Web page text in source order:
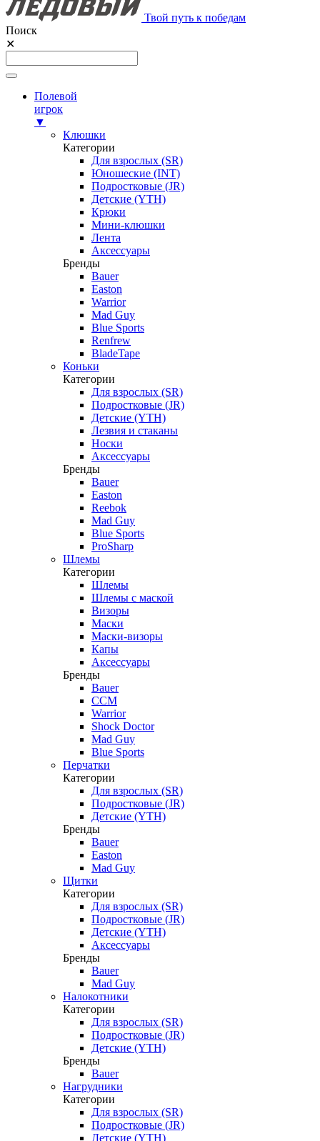
Твой путь к победам
Поиск
✕
Полевой
игрок
▼
Клюшки
Категории
Для взрослых (SR)
Юношеские (INT)
Подростковые (JR)
Детские (YTH)
Крюки
Мини-клюшки
Лента
Аксессуары
Бренды
Bauer
Easton
Warrior
Mad Guy
Blue Sports
Renfrew
BladeTape
Коньки
Категории
Для взрослых (SR)
Подростковые (JR)
Детские (YTH)
Лезвия и стаканы
Носки
Аксессуары
Бренды
Bauer
Easton
Reebok
Mad Guy
Blue Sports
ProSharp
Шлемы
Категории
Шлемы
Шлемы с маской
Визоры
Маски
Маски-визоры
Капы
Аксессуары
Бренды
Bauer
CCM
Warrior
Shock Doctor
Mad Guy
Blue Sports
Перчатки
Категории
Для взрослых (SR)
Подростковые (JR)
Детские (YTH)
Бренды
Bauer
Easton
Mad Guy
Щитки
Категории
Для взрослых (SR)
Подростковые (JR)
Детские (YTH)
Аксессуары
Бренды
Bauer
Mad Guy
Налокотники
Категории
Для взрослых (SR)
Подростковые (JR)
Детские (YTH)
Бренды
Bauer
Нагрудники
Категории
Для взрослых (SR)
Подростковые (JR)
Детские (YTH)